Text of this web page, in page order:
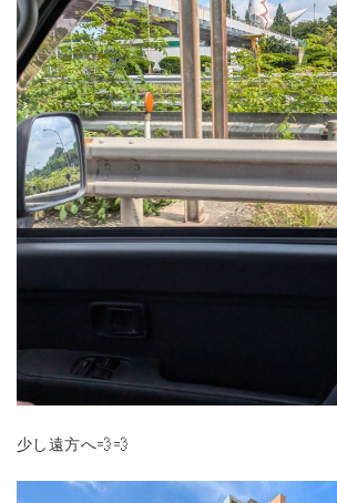
少し遠方へ💨💨